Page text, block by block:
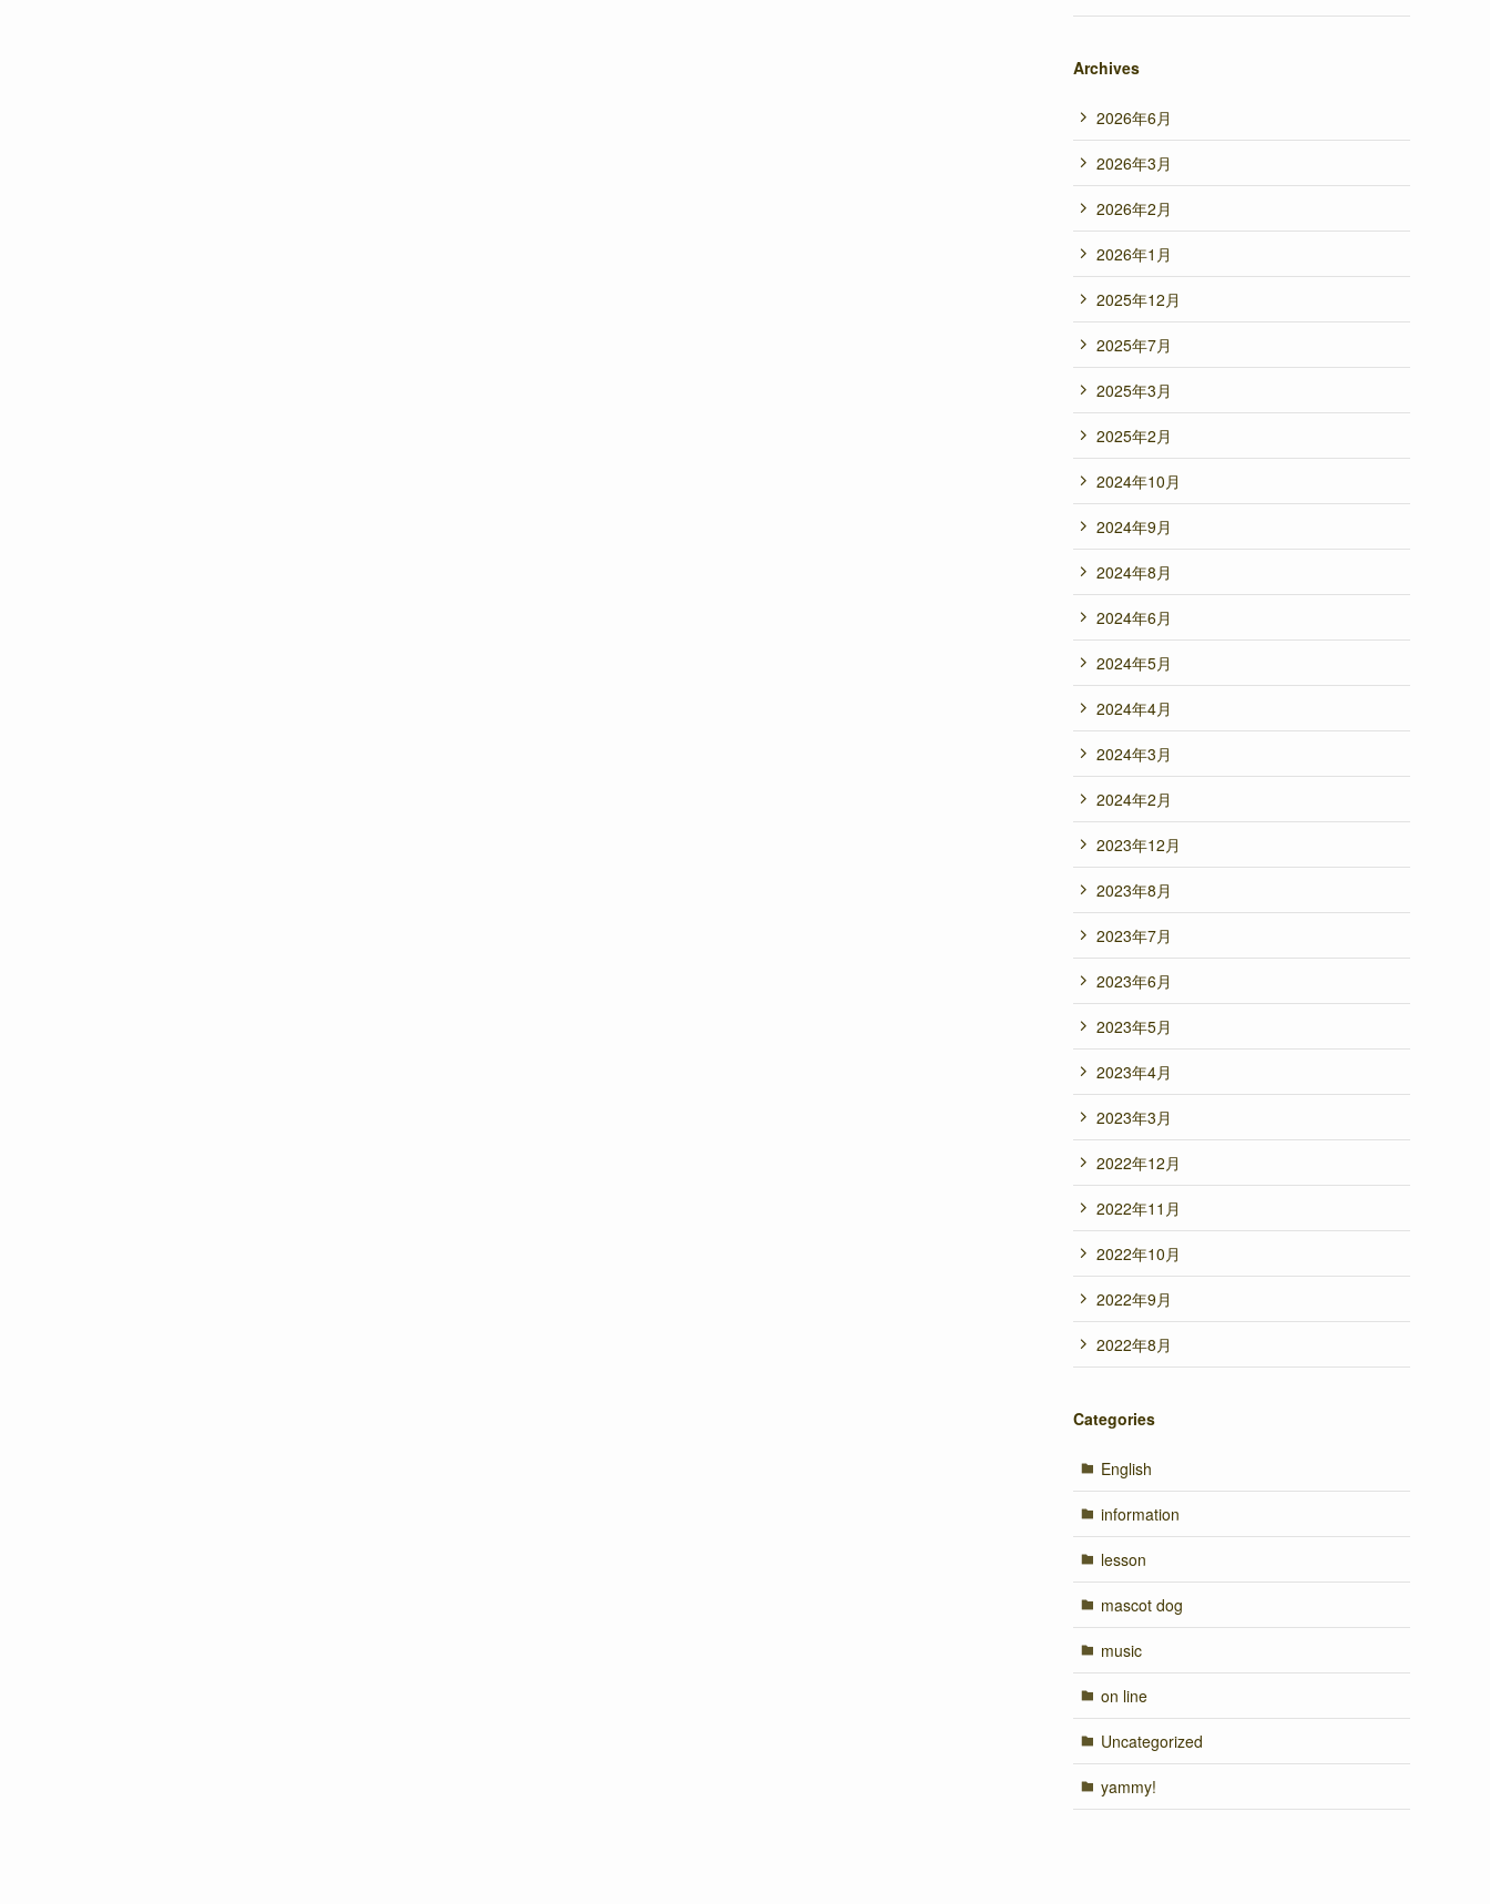
Archives
2026年6月
2026年3月
2026年2月
2026年1月
2025年12月
2025年7月
2025年3月
2025年2月
2024年10月
2024年9月
2024年8月
2024年6月
2024年5月
2024年4月
2024年3月
2024年2月
2023年12月
2023年8月
2023年7月
2023年6月
2023年5月
2023年4月
2023年3月
2022年12月
2022年11月
2022年10月
2022年9月
2022年8月
Categories
English
information
lesson
mascot dog
music
on line
Uncategorized
yammy!